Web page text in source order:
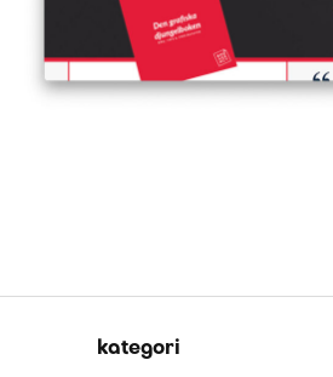
kategori